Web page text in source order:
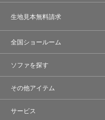
生地見本無料請求
全国ショールーム
ソファを探す
その他アイテム
サービス